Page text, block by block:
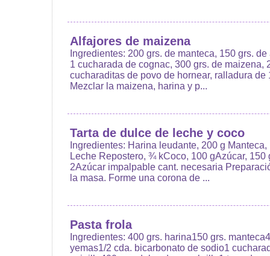
Alfajores de maizena
Ingredientes: 200 grs. de manteca, 150 grs.
1 cucharada de cognac, 300 grs. de maizena,
cucharaditas de povo de hornear, ralladura de
Mezclar la maizena, harina y p...
Tarta de dulce de leche y coco
Ingredientes: Harina leudante, 200 g
Leche Repostero, ¾ kCoco, 100 gAzúcar,
2Azúcar impalpable cant. necesaria
la masa. Forme una corona de ...
Pasta frola
Ingredientes: 400 grs. harina150 grs.
yemas1/2 cda. bicarbonato de sodio1